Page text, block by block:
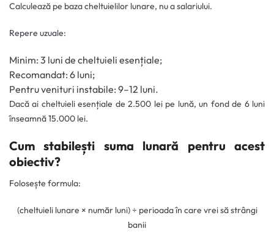
Calculează pe baza cheltuielilor lunare, nu a salariului.
Repere uzuale:
Minim: 3 luni de cheltuieli esențiale;
Recomandat: 6 luni;
Pentru venituri instabile: 9–12 luni.
Dacă ai cheltuieli esențiale de 2.500 lei pe lună, un fond de 6 luni
înseamnă 15.000 lei.
Cum stabilești suma lunară pentru acest
obiectiv?
Folosește formula:
(cheltuieli lunare × număr luni) ÷ perioada în care vrei să strângi
banii